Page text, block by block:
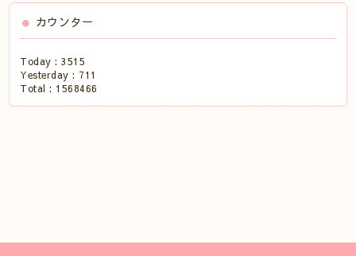
カウンター
Today :3515
Yesterday : 711
Total : 1568466